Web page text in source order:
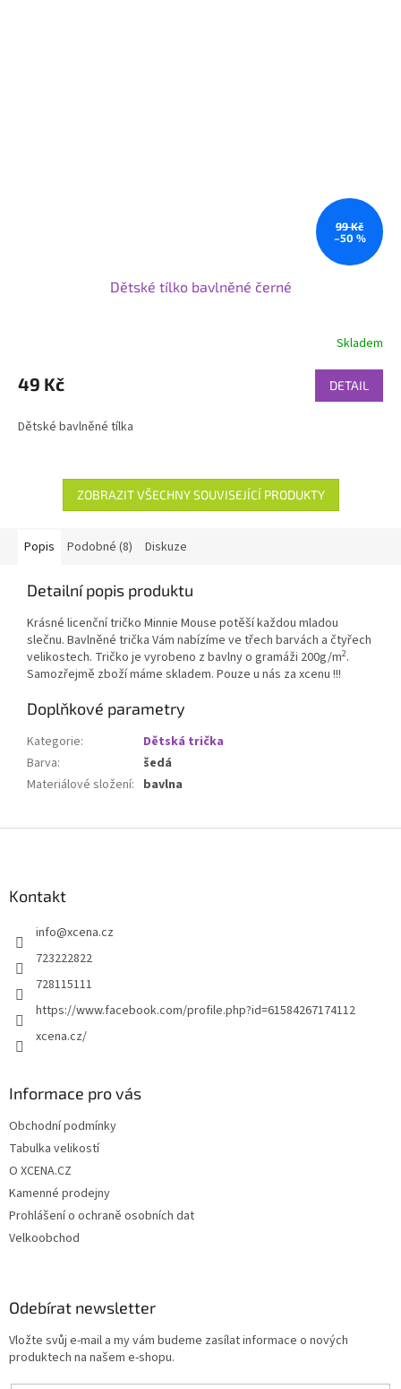
99 Kč
–50 %
Dětské tílko bavlněné černé
Skladem
49 Kč DETAIL
Dětské bavlněné tílka
ZOBRAZIT VŠECHNY SOUVISEJÍCÍ PRODUKTY
Popis Podobné (8) Diskuze
Detailní popis produktu
Krásné licenční tričko Minnie Mouse potěší každou mladou
slečnu. Bavlněné trička Vám nabízíme ve třech barvách a čtyřech
velikostech. Tričko je vyrobeno z bavlny o gramáži 200g/m2.
Samozřejmě zboží máme skladem. Pouze u nás za xcenu !!!
Doplňkové parametry
Kategorie:
Dětská trička
Barva:
šedá
Materiálové složení: bavlna
Kontakt
info@xcena.cz
723222822
728115111
https://www.facebook.com/profile.php?id=61584267174112
xcena.cz/
Informace pro vás
Obchodní podmínky
Tabulka velikostí
O XCENA.CZ
Kamenné prodejny
Prohlášení o ochraně osobních dat
Velkoobchod
Odebírat newsletter
Vložte svůj e-mail a my vám budeme zasílat informace o nových
produktech na našem e-shopu.